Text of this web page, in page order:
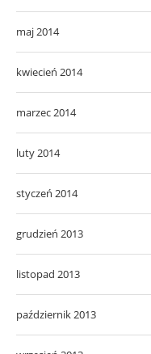
maj 2014
kwiecień 2014
marzec 2014
luty 2014
styczeń 2014
grudzień 2013
listopad 2013
październik 2013